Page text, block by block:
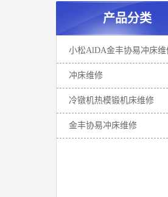
产品分类
小松AlDA金丰协易冲床维
冲床维修
冷镦机热模锻机床维修
金丰协易冲床维修